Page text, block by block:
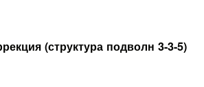
(структура подволн 3-3-5)